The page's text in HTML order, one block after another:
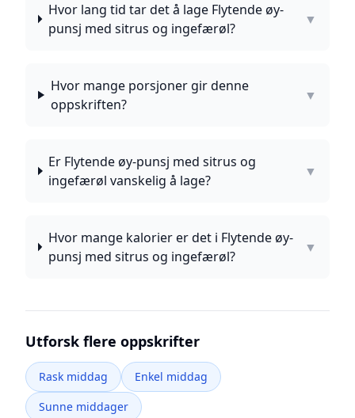
Hvor lang tid tar det å lage Flytende øy-
punsj med sitrus og ingefærøl?
▼
Hvor mange porsjoner gir denne
oppskriften?
▼
Er Flytende øy-punsj med sitrus og
ingefærøl vanskelig å lage?
▼
Hvor mange kalorier er det i Flytende øy-
punsj med sitrus og ingefærøl?
▼
Utforsk flere oppskrifter
Rask middag
Enkel middag
Sunne middager